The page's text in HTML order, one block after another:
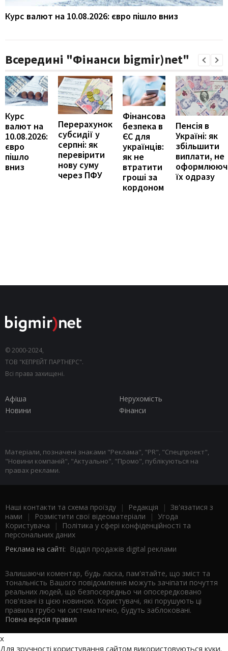
Курс валют на 10.08.2026: євро пішло вниз
Всередині "Фінанси bigmir)net"
Курс
валют на
10.08.2026:
євро
пішло
вниз
Перерахунок
субсидії у
серпні: як
перевірити
нову суму
через ПФУ
Фінансова
безпека в
ЄС для
українців:
як не
втратити
гроші за
кордоном
Пенсія в
Україні: як
збільшити
виплати, не
їх одразу
© 2000-2024,
ТОВ "КЕПРЕЙТ ПАРТНЕРС".
Всі права захищені.
Афіша
Нерухомість
Новини
Фінанси
Матеріали, позначені знаками "Реклама", "PR", "Спецпроект",
"Новини компаній", "Актуально", "Промо", публікуються на
правах реклами.
Наші контакти та схема проїзду | Редакція | Зв'язатися з
нами | Розмістити свої відеоматеріали | Угода
Користувача |
Політика у сфері конфіденційності та
персональних даних
Реклама на сайті: Відділ продажів digital реклами
Залишаючи коментар, будь ласка, пам'ятайте, що зміст та
тональність Вашого повідомлення можуть зачіпати почуття
реальних людей, що безпосередньо чи опосередковано
пов'язані із цією новиною. Користувачі, які порушують ці
правила грубо чи систематично, будуть заблоковані.
Повна версія правил
x
Для зручності користування сайтом використовуються куки.